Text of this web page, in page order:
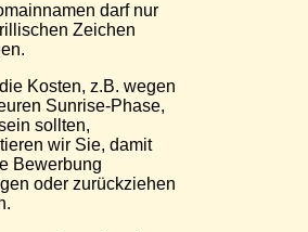
darf nur
Zeichen
Kosten, z.B. wegen
Sunrise-Phase,
sollten,
wir Sie, damit
Bewerbung
oder zurückziehen